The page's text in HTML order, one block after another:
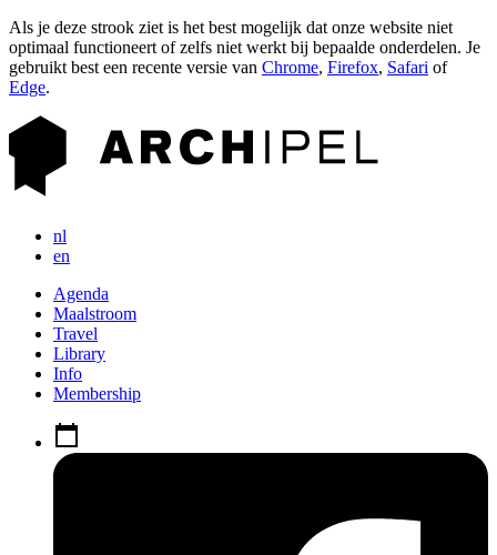
Als je deze strook ziet is het best mogelijk dat onze website niet
optimaal functioneert of zelfs niet werkt bij bepaalde onderdelen. Je
gebruikt best een recente versie van Chrome, Firefox, Safari of
Edge.
nl
en
Agenda
Maalstroom
Travel
Library
Info
Membership